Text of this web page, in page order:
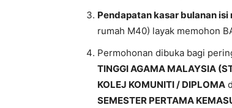
Pendapatan kasar bulanan
rumah M40) layak memohon
Permohonan dibuka bagi
TINGGI AGAMA MALAYSIA
KOLEJ KOMUNITI / DIPLOMA
SEMESTER PERTAMA